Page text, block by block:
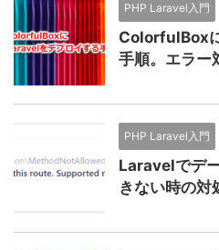
PHP Laravel入門
ColorfulBox
手順。エラー
PHP Laravel入門
Laravelでデ
きない時の対